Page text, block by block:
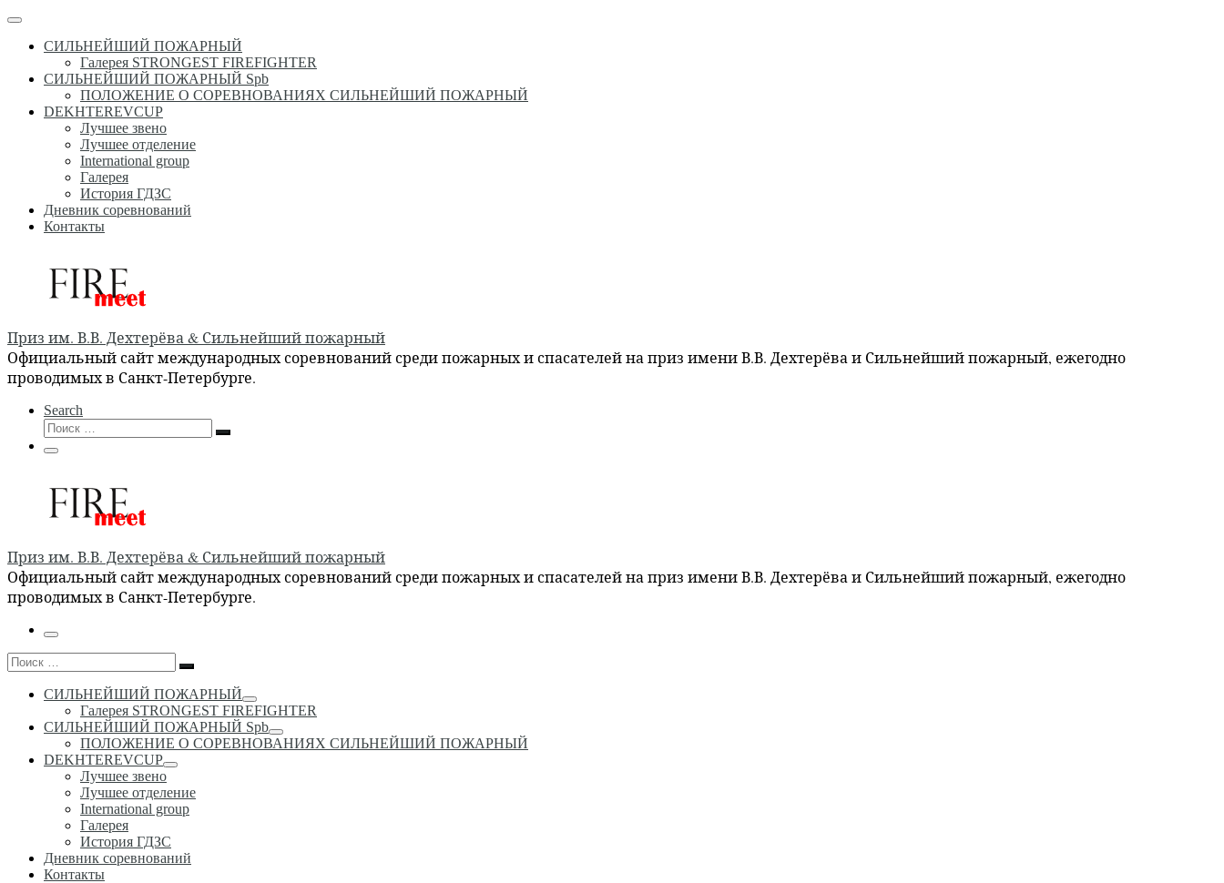
Перейти
содержимому
Меню
СИЛЬНЕЙШИЙ ПОЖАРНЫЙ
Галерея STRONGEST FIREFIGHTER
СИЛЬНЕЙШИЙ ПОЖАРНЫЙ Spb
ПОЛОЖЕНИЕ О СОРЕВНОВАНИЯХ СИЛЬНЕЙШИЙ ПОЖАРНЫЙ
DEKHTEREVCUP
Лучшее звено
Лучшее отделение
International group
Галерея
История ГДЗС
Дневник соревнований
Контакты
Приз им. В.В. Дехтерёва & Сильнейший пожарный
Официальный сайт международных соревнований среди пожарных и спасателей на приз имени В.В. Дехтерёва и Сильнейший пожарный, ежегодно
проводимых в Санкт-Петербурге.
Search
Поиск
Поиск
Меню
Приз им. В.В. Дехтерёва & Сильнейший пожарный
Официальный сайт международных соревнований среди пожарных и спасателей на приз имени В.В. Дехтерёва и Сильнейший пожарный, ежегодно
проводимых в Санкт-Петербурге.
Меню
Поиск
Поиск
…
СИЛЬНЕЙШИЙ ПОЖАРНЫЙ
Галерея STRONGEST FIREFIGHTER
СИЛЬНЕЙШИЙ ПОЖАРНЫЙ Spb
ПОЛОЖЕНИЕ О СОРЕВНОВАНИЯХ СИЛЬНЕЙШИЙ ПОЖАРНЫЙ
DEKHTEREVCUP
Лучшее звено
Лучшее отделение
International group
Галерея
История ГДЗС
Дневник соревнований
Контакты